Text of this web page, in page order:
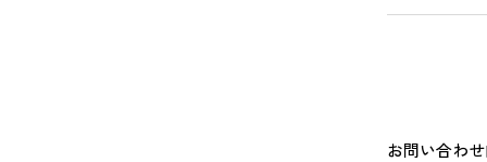
お問い合わ